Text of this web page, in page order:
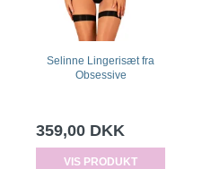
Selinne Lingerisæt fra
Obsessive
359,00 DKK
VIS PRODUKT